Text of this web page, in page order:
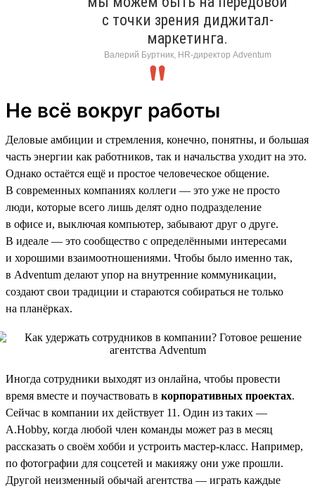
с точки зрения диджитал-
маркетинга.
Валерий Буртник, HR-директор Adventum
Не всё вокруг работы
Деловые амбиции и стремления, конечно, понятны, и большая
часть энергии как работников, так и начальства уходит на это.
Однако остаётся ещё и простое человеческое общение.
В современных компаниях коллеги — это уже не просто
люди, которые всего лишь делят одно подразделение
в офисе и, выключая компьютер, забывают друг о друге.
В идеале — это сообщество с определёнными интересами
и хорошими взаимоотношениями. Чтобы было именно так,
в Adventum делают упор на внутренние коммуникации,
создают свои традиции и стараются собираться не только
на планёрках.
Иногда сотрудники выходят из онлайна, чтобы провести
время вместе и поучаствовать в корпоративных проектах.
Сейчас в компании их действует 11. Один из таких —
A.Hobby, когда любой член команды может раз в месяц
рассказать о своём хобби и устроить мастер-класс. Например,
по фотографии для соцсетей и макияжу они уже прошли.
Другой неизменный обычай агентства — играть каждые